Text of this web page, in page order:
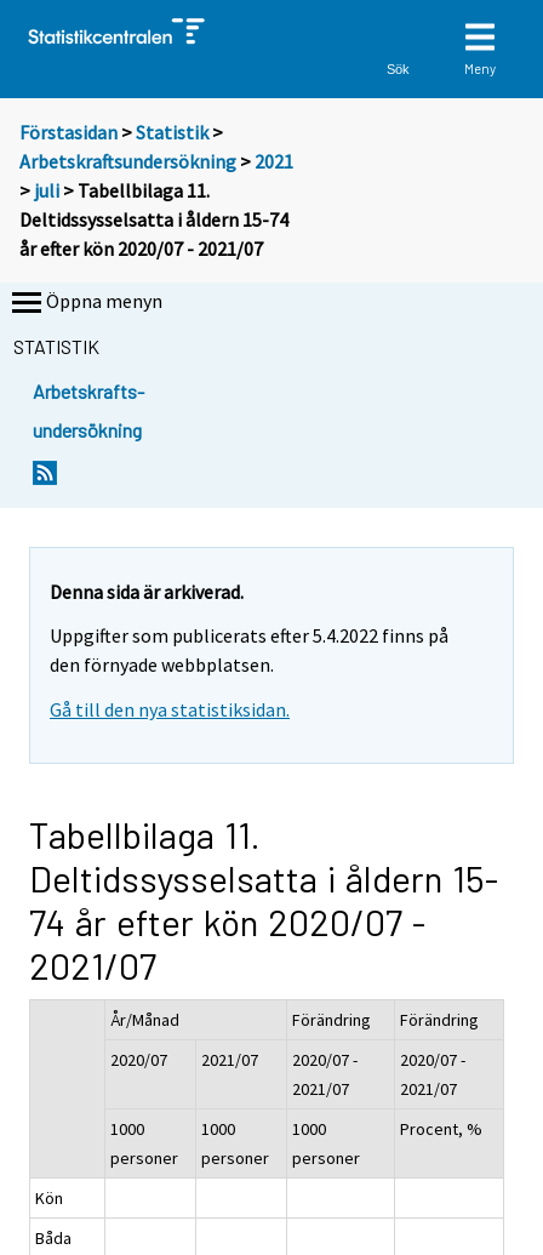
Sök Meny
Förstasidan >Statistik >
Arbetskraftsundersökning > 2021
> juli > Tabellbilaga 11.
Deltidssysselsatta i åldern 15-74
år efter kön 2020/07 - 2021/07
Öppna menyn
STATISTIK
Arbetskrafts-
undersökning
Denna sida är arkiverad.
Uppgifter som publicerats efter 5.4.2022 finns på
den förnyade webbplatsen.
Gå till den nya statistiksidan.
Tabellbilaga 11.
Deltidssysselsatta i åldern 15-
74 år efter kön 2020/07 -
2021/07
År/Månad Förändring
Förändring
2020/07
2021/07
2020/07 -
2021/07
2020/07 -
2021/07
1000
personer
1000
personer
1000
personer
Procent, %
Kön
Båda